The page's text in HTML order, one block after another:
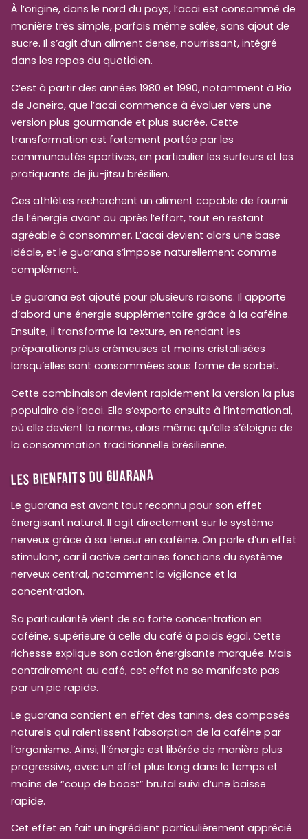
À l’origine, dans le nord du pays, l’acai est consommé de
manière très simple, parfois même salée, sans ajout de
sucre. Il s’agit d’un aliment dense, nourrissant, intégré
dans les repas du quotidien.
C’est à partir des années 1980 et 1990, notamment à Rio
de Janeiro, que l’acai commence à évoluer vers une
version plus gourmande et plus sucrée. Cette
transformation est fortement portée par les
communautés sportives, en particulier les surfeurs et les
pratiquants de jiu-jitsu brésilien.
Ces athlètes recherchent un aliment capable de fournir
de l’énergie avant ou après l’effort, tout en restant
agréable à consommer. L’acai devient alors une base
idéale, et le guarana s’impose naturellement comme
complément.
Le guarana est ajouté pour plusieurs raisons. Il apporte
d’abord une énergie supplémentaire grâce à la caféine.
Ensuite, il transforme la texture, en rendant les
préparations plus crémeuses et moins cristallisées
lorsqu’elles sont consommées sous forme de sorbet.
Cette combinaison devient rapidement la version la plus
populaire de l’acai. Elle s’exporte ensuite à l’international,
où elle devient la norme, alors même qu’elle s’éloigne de
la consommation traditionnelle brésilienne.
LES BIENFAITS DU GUARANA
Le guarana est avant tout reconnu pour son effet
énergisant naturel. Il agit directement sur le système
nerveux grâce à sa teneur en caféine. On parle d’un effet
stimulant, car il active certaines fonctions du système
nerveux central, notamment la vigilance et la
concentration.
Sa particularité vient de sa forte concentration en
caféine, supérieure à celle du café à poids égal. Cette
richesse explique son action énergisante marquée. Mais
contrairement au café, cet effet ne se manifeste pas
par un pic rapide.
Le guarana contient en effet des tanins, des composés
naturels qui ralentissent l’absorption de la caféine par
l’organisme. Ainsi, ll’énergie est libérée de manière plus
progressive, avec un effet plus long dans le temps et
moins de “coup de boost” brutal suivi d’une baisse
rapide.
Cet effet en fait un ingrédient particulièrement apprécié